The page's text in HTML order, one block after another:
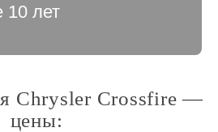
10 лет
Chrysler Crossfire —
цены: